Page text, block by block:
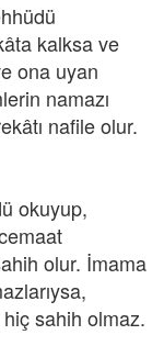
kalksa ve
ona uyan
namazı
nafile olur.
okuyup,
olur. İmama
sahih olmaz.